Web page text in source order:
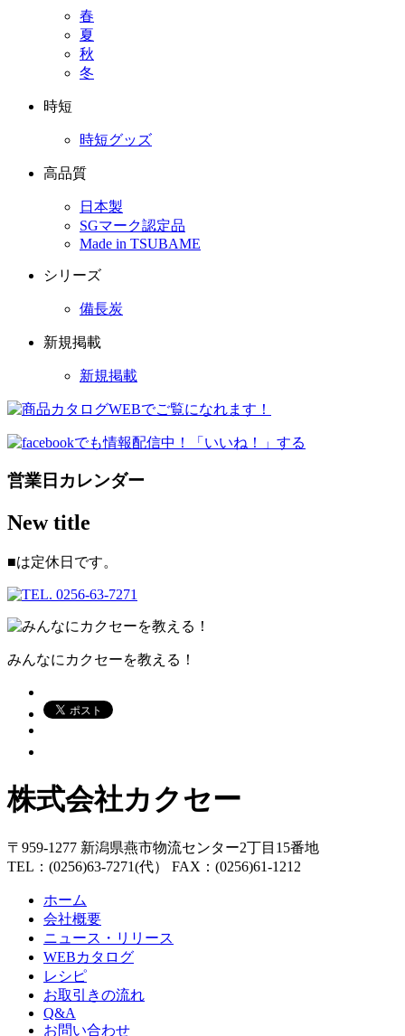
春
夏
秋
冬
時短
時短グッズ
高品質
日本製
SGマーク認定品
Made in TSUBAME
シリーズ
備長炭
新規掲載
新規掲載
営業日カレンダー
New title
■は定休日です。
みんなにカクセーを教える！
株式会社カクセー
〒959-1277 新潟県燕市物流センター2丁目15番地
TEL：(0256)63-7271(代） FAX：(0256)61-1212
ホーム
会社概要
ニュース・リリース
WEBカタログ
レシピ
お取引きの流れ
Q&A
お問い合わせ